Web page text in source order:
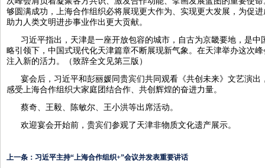
够圆满成功，上海合作组织必将展现更大作为、实现更大发展，为促
助力人类文明进步事业作出更大贡献。
习近平指出，天津是一座开放包容的城市，自古为京畿要地，是
略引领下，中国式现代化天津篇章不断展现新气象。在天津举办这次
注入新的活力。（致辞全文见第三版）
宴会后，习近平和彭丽媛同贵宾们共同观看《共创未来》文艺演
感受上海合作组织大家庭团结合作、共创辉煌的奋进力量。
蔡奇、王毅、陈敏尔、王小洪等出席活动。
欢迎宴会开始前，贵宾们参观了天津非物质文化遗产展示。
上一条： 习近平主持“上海合作组织+”会议并发表重要讲话